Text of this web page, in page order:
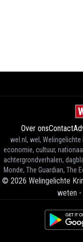
Over onsContact
wel.nl, wel,
economie, cultuur,
achtergrondverhalen,
Monde, The Guardian, The
© 2026 Welingelichte
weten -